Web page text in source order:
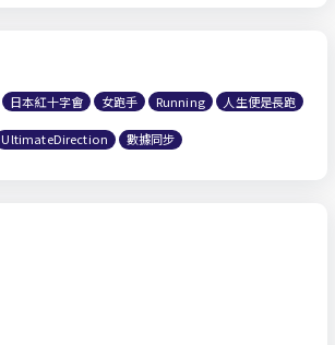
日本紅十字會 女跑手 Running 人生便是長跑
UltimateDirection 數據同步